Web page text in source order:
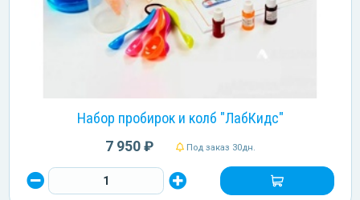
Набор пробирок и колб "ЛабКидс"
7 950 ₽ Под заказ 30дн.